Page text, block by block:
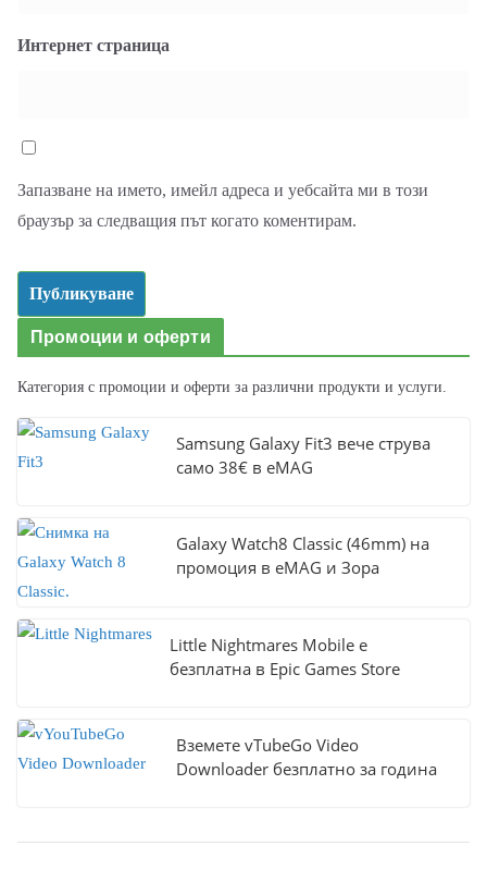
Интернет страница
Запазване на името, имейл адреса и уебсайта ми в този
браузър за следващия път когато коментирам.
Промоции и оферти
Категория с промоции и оферти за различни продукти и услуги.
Samsung Galaxy Fit3 вече струва
само 38€ в eMAG
Galaxy Watch8 Classic (46mm) на
промоция в eMAG и Зора
Little Nightmares Mobile е
безплатна в Epic Games Store
Вземете vTubeGo Video
Downloader безплатно за година